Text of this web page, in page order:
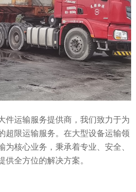
件运输服务提供商，我们致力于为
超限运输服务。在大型设备运输领
为核心业务，秉承着专业、安全、
供全方位的解决方案。